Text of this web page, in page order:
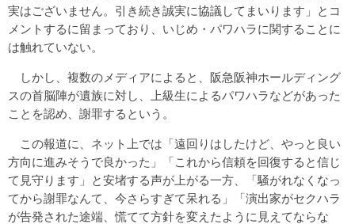
実はございません。引き続き誠実に協議してまいります」とコ
メントするに留まっており、いじめ・パワハラに関することに
は触れていない。
しかし、複数のメディアによると、阪急阪神ホールディング
スの首脳陣が遺族に対し、上級生によるパワハラなどがあった
ことを認め、謝罪するという。
この報道に、ネット上では「遠回りはしたけど、やっと良い
方向に進みそうで良かった」「これから信頼を回復すると信じ
て見守ります」と安堵する声が上がる一方、「騒がれなくなっ
てから謝罪なんて、今さらすぎて呆れる」「演出家がセクハラ
が告発された途端、慌てて方針を変えたように見えてならな